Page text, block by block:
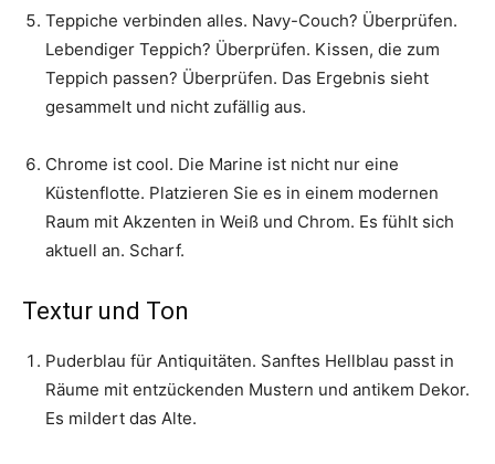
Teppiche verbinden alles. Navy-Couch? Überprüfen.
Lebendiger Teppich? Überprüfen. Kissen, die zum
Teppich passen? Überprüfen. Das Ergebnis sieht
gesammelt und nicht zufällig aus.
Chrome ist cool. Die Marine ist nicht nur eine
Küstenflotte. Platzieren Sie es in einem modernen
Raum mit Akzenten in Weiß und Chrom. Es fühlt sich
aktuell an. Scharf.
Textur und Ton
Puderblau für Antiquitäten. Sanftes Hellblau passt in
Räume mit entzückenden Mustern und antikem Dekor.
Es mildert das Alte.